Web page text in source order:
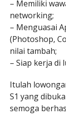
– Memiliki
networking;
– Menguasai
(Photoshop,
nilai tambah;
– Siap kerja di
Itulah
S1 yang
semoga